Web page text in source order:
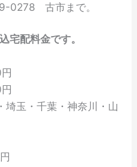
0278 古市まで。
宅配料金です。
埼玉・千葉・神奈川・山